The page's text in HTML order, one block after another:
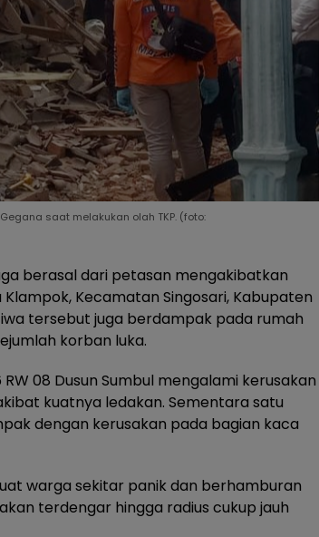
saat melakukan olah TKP. (foto:
berasal dari petasan mengakibatkan
Kecamatan Singosari, Kabupaten
tersebut juga berdampak pada rumah
korban luka.
08 Dusun Sumbul mengalami kerusakan
kuatnya ledakan. Sementara satu
dengan kerusakan pada bagian kaca
warga sekitar panik dan berhamburan
terdengar hingga radius cukup jauh